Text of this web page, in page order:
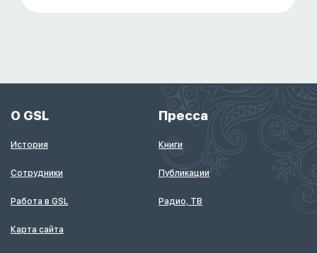
О GSL
История
Сотрудники
Работа в GSL
Карта сайта
Пресса
Книги
Публикации
Радио, ТВ